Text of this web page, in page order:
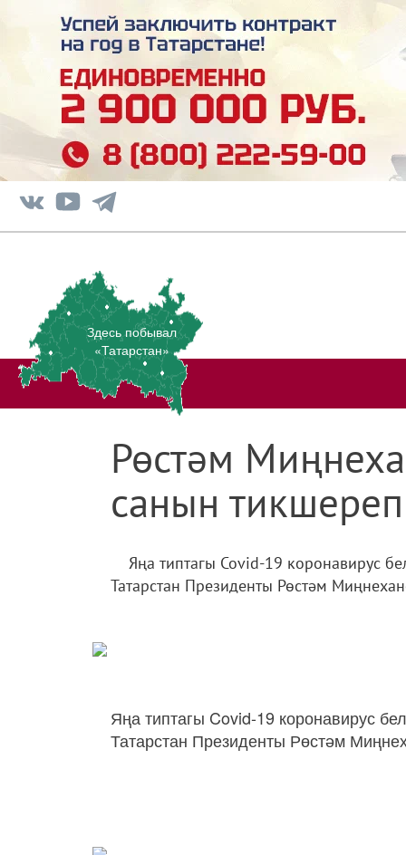
Здесь побывал
«Татарстан»
Рөстәм
санын
Яңа типтагы Covid-19 коронавирус
Татарстан Президенты Рөстәм
Яңа типтагы Covid-19 коронавирус
Татарстан Президенты Рөстәм